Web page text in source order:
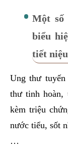
Một số
biểu
tiết
Ung thư
thư tinh
kèm triệu
nước tiểu, sốt
…